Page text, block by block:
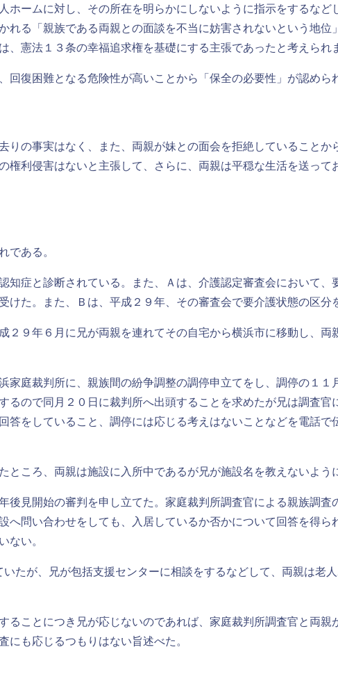
ームに対し、その所在を明らかにしないように指示をするな
る「親族である両親との面談を不当に妨害されないという地
憲法１３条の幸福追求権を基礎にする主張であったと考えられ
復困難となる危険性が高いことから「保全の必要性」が認めら
りの事実はなく、また、両親が妹との面会を拒絶していること
利侵害はないと主張して、さらに、両親は平穏な生活を送っ
である。
症と診断されている。また、Ａは、介護認定審査会において、
た。また、Ｂは、平成２９年、その審査会で要介護状態の区分
９年６月に兄が両親を連れてその自宅から横浜市に移動し、両
庭裁判所に、親族間の紛争調整の調停申立てをし、調停の１１
ので同月２０日に裁判所へ出頭することを求めたが兄は調査
をしていること、調停には応じる考えはないことなどを電話
ころ、両親は施設に入所中であるが兄が施設名を教えないよう
見開始の審判を申し立てた。家庭裁判所調査官による親族調査
問い合わせをしても、入居しているか否かについて回答を得
ない。
が、兄が包括支援センターに相談をするなどして、両親は老
ことにつき兄が応じないのであれば、家庭裁判所調査官と両親
も応じるつもりはない旨述べた。